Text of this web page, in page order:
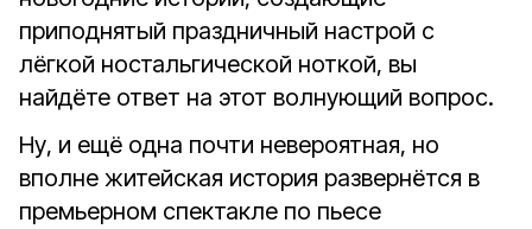
приподнятый праздничный настрой с
лёгкой ностальгической ноткой, вы
найдёте ответ на этот волнующий вопрос.
Ну, и ещё одна почти невероятная, но
вполне житейская история развернётся в
премьерном спектакле по пьесе